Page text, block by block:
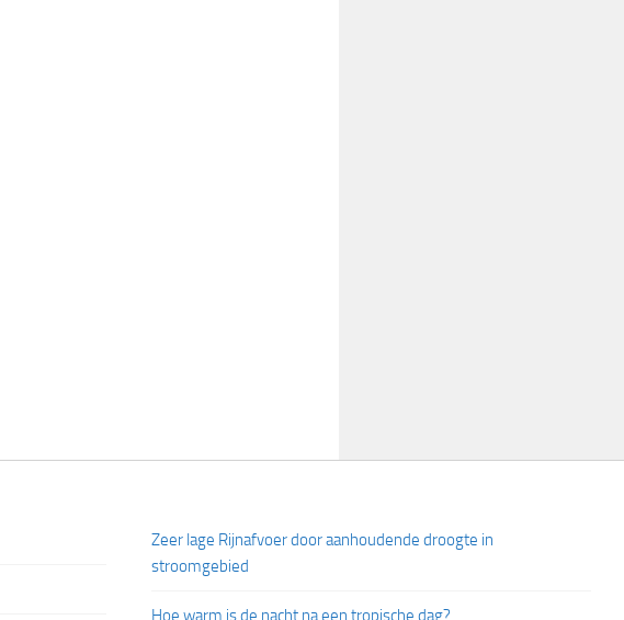
Zeer lage Rijnafvoer door aanhoudende droogte in
stroomgebied
Hoe warm is de nacht na een tropische dag?